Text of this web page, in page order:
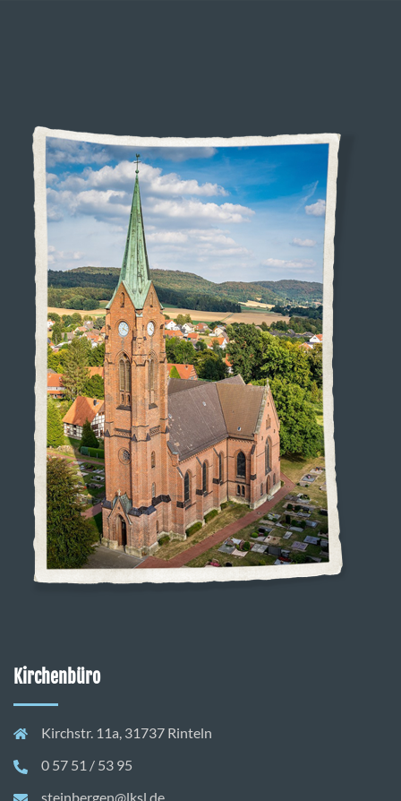
Kirchenbüro
Kirchstr. 11a, 31737 Rinteln
0 57 51 / 53 95
steinbergen@lksl.de